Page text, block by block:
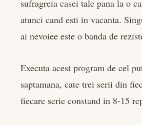
sufragreia casei tale pana la o
atunci cand esti in vacanta.
ai nevoiee este o banda de
Executa acest program de cel
saptamana, cate trei serii din
fiecare serie constand in 8-15